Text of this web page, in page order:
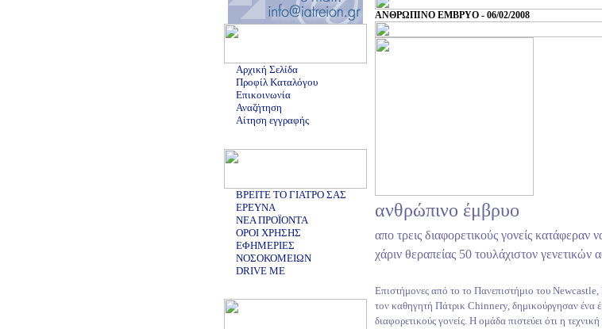
Αρχική Σελίδα
Προφίλ Καταλόγου
Επικοινωνία
Αναζήτηση
Αίτηση εγγραφής
ΒΡΕΙΤΕ ΤΟ ΓΙΑΤΡΟ ΣΑΣ
ΕΡΕΥΝΑ
ΝΕΑ ΠΡΟΪΟΝΤΑ
ΟΡΟΙ ΧΡΗΣΗΣ
ΕΦΗΜΕΡΙΕΣ
ΝΟΣΟΚΟΜΕΙΩΝ
DRIVE ME
ΑΝΘΡΩΠΙΝΟ ΕΜΒΡΥΟ - 06/02/2008
ανθρώπινο έμβρυο
απο τρεις διαφορετικούς γονείς κατάφεραν
χάριν θεραπείας 50 τουλάχιστον γενετικών
Επιστήμονες από το το Πανεπιστήμιο του Newcastle,
τον καθηγητή Πάτρικ Chinnery, δημικούργησαν ένα
διαφορετικούς γονείς. Η ομάδα πιστεύει ότι η